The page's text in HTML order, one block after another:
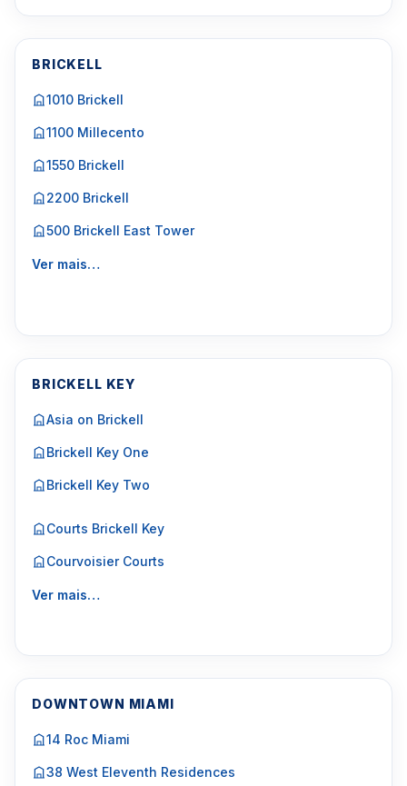
BRICKELL
1010 Brickell
1100 Millecento
1550 Brickell
2200 Brickell
500 Brickell East Tower
Ver mais…
BRICKELL KEY
Asia on Brickell
Brickell Key One
Brickell Key Two
Courts Brickell Key
Courvoisier Courts
Ver mais…
DOWNTOWN MIAMI
14 Roc Miami
38 West Eleventh Residences